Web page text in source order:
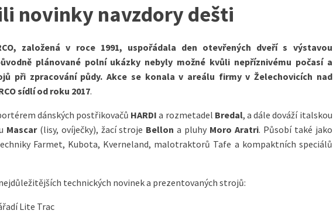
novinky navzdory dešti
založená v roce 1991, uspořádala den otevřených dveří s výstavou
plánované polní ukázky nebyly možné kvůli nepříznivému počasí a
při zpracování půdy. Akce se konala v areálu firmy v Želechovicích nad
sídlí od roku 2017.
dánských postřikovačů HARDI a rozmetadel Bredal, a dále dováží italskou
Mascar(lisy, ovíječky), žací stroje Bellon a pluhy Moro Aratri. Působí také jako
Farmet, Kubota, Kverneland, malotraktorů Tafe a kompaktních speciálů
technických novinek a prezentovaných strojů:
Lite Trac